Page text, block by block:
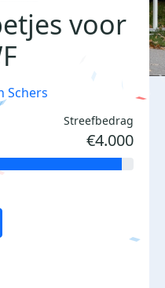
voor
Schers
Streefbedrag
€4.000